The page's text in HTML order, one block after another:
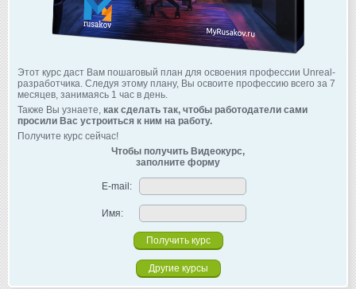
Этот курс даст Вам пошаговый план для освоения профессии Unreal-
разработчика. Следуя этому плану, Вы освоите профессию всего за 7
месяцев, занимаясь 1 час в день.
Также Вы узнаете, как сделать так, чтобы работодатели сами
просили Вас устроиться к ним на работу.
Получите курс сейчас!
Чтобы получить Видеокурс,
заполните форму
E-mail:
Имя:
Другие курсы